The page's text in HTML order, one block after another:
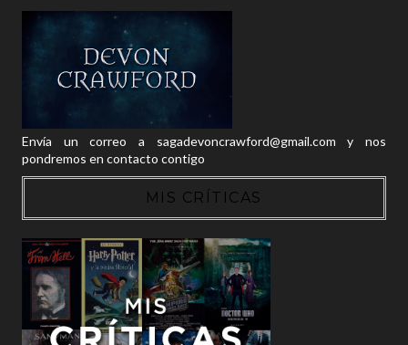
Envía un correo a sagadevoncrawford@gmail.com y nos
pondremos en contacto contigo
MIS CRÍTICAS